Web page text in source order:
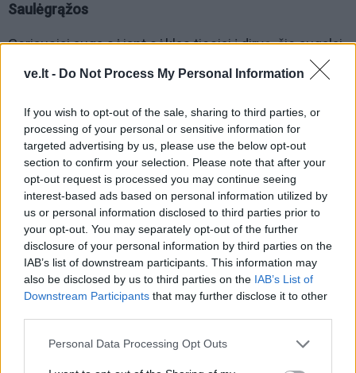
ve.lt - Do Not Process My Personal Information
If you wish to opt-out of the sale, sharing to third parties, or
processing of your personal or sensitive information for
targeted advertising by us, please use the below opt-out
section to confirm your selection. Please note that after your
opt-out request is processed you may continue seeing
interest-based ads based on personal information utilized by
us or personal information disclosed to third parties prior to
your opt-out. You may separately opt-out of the further
disclosure of your personal information by third parties on the
IAB’s list of downstream participants. This information may
also be disclosed by us to third parties on the IAB’s List of
Downstream Participants that may further disclose it to other
Personal Data Processing Opt Outs
Saulėgrąžos
Geriausiai auga sėjant sėklas tiesiai į dirvą, šie augalai
netoleruoja šalnų. Todėl jos puikiai tinka šiltam
sėjamos tiesiai į gruntą gegužės pradžioje.
Šaltinis:unian.net
Į Klaipėdą iš emigracijos
Jūros šventę anksčiau